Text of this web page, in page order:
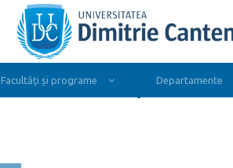
Facultăți și programe Departamente